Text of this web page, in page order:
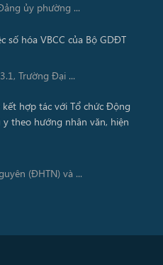
ủy phường ...
Trường Đại ...
(ĐHTN) và ...